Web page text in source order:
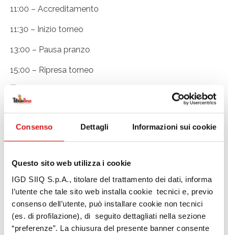
Consenso Dettagli Informazioni sui cookie
Questo sito web utilizza i cookie
IGD SIIQ S.p.A., titolare del trattamento dei dati, informa
l’utente che tale sito web installa cookie tecnici e, previo
consenso dell’utente, può installare cookie non tecnici
(es. di profilazione), di seguito dettagliati nella sezione
“preferenze”. La chiusura del presente banner consente
11:00 – Accreditamento
11:30 – Inizio torneo
13:00 – Pausa pranzo
15:00 – Ripresa torneo
Centro Commerciale Tiburtino – Via Tiburtina Km
20.500 – Uscita 13 GRA / Settecamini A-24 – Guidonia
Montecelio (RM)
divertimento!
Condividi